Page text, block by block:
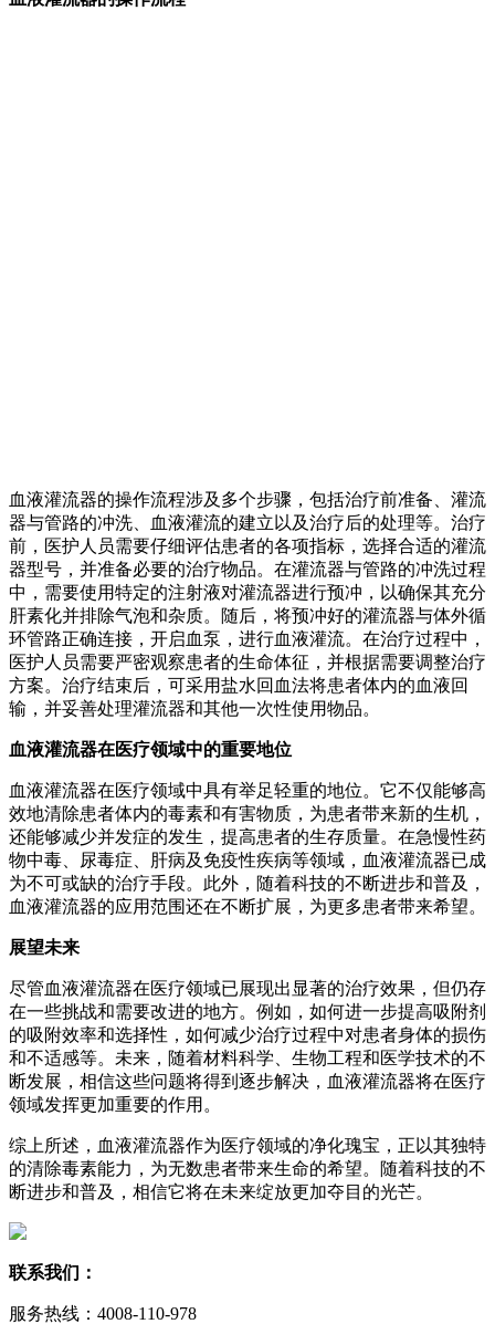
血液灌流器的操作流程涉及多个步骤，包括治疗前准备、灌流
器与管路的冲洗、血液灌流的建立以及治疗后的处理等。治疗
前，医护人员需要仔细评估患者的各项指标，选择合适的灌流
器型号，并准备必要的治疗物品。在灌流器与管路的冲洗过程
中，需要使用特定的注射液对灌流器进行预冲，以确保其充分
肝素化并排除气泡和杂质。随后，将预冲好的灌流器与体外循
环管路正确连接，开启血泵，进行血液灌流。在治疗过程中，
医护人员需要严密观察患者的生命体征，并根据需要调整治疗
方案。治疗结束后，可采用盐水回血法将患者体内的血液回
输，并妥善处理灌流器和其他一次性使用物品。
血液灌流器在医疗领域中的重要地位
血液灌流器在医疗领域中具有举足轻重的地位。它不仅能够高
效地清除患者体内的毒素和有害物质，为患者带来新的生机，
还能够减少并发症的发生，提高患者的生存质量。在急慢性药
物中毒、尿毒症、肝病及免疫性疾病等领域，血液灌流器已成
为不可或缺的治疗手段。此外，随着科技的不断进步和普及，
血液灌流器的应用范围还在不断扩展，为更多患者带来希望。
展望未来
尽管血液灌流器在医疗领域已展现出显著的治疗效果，但仍存
在一些挑战和需要改进的地方。例如，如何进一步提高吸附剂
的吸附效率和选择性，如何减少治疗过程中对患者身体的损伤
和不适感等。未来，随着材料科学、生物工程和医学技术的不
断发展，相信这些问题将得到逐步解决，血液灌流器将在医疗
领域发挥更加重要的作用。
综上所述，血液灌流器作为医疗领域的净化瑰宝，正以其独特
的清除毒素能力，为无数患者带来生命的希望。随着科技的不
断进步和普及，相信它将在未来绽放更加夺目的光芒。
联系我们：
服务热线：4008-110-978